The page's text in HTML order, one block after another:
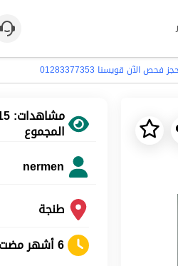
قويسنا 01283377353
المجموع
nermen
طنجة
6 أشهر مضت 12:31